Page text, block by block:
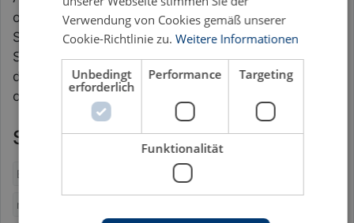
oder hemmende Effekte durch wechselnde
Sauerstoff- und
Schwefelwasserstoffkonzentrationen als auch
durch kurzfristige Anreicherungen von gelöstem
organischem Material zu erklären.
Schlagworte
Bakterienaktivität
marine Mikrobiologie
Verwendung von Cookies gemäß unserer
Cookie-Richtlinie zu. Weitere Informationen
Unbedingt
erforderlich
Performance Targeting
Funktionalität